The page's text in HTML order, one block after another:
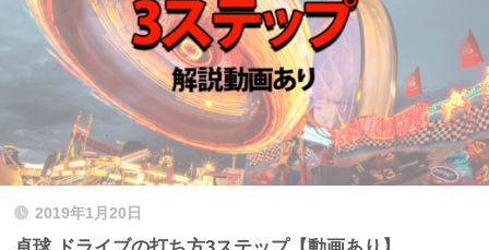
2019年1月20日